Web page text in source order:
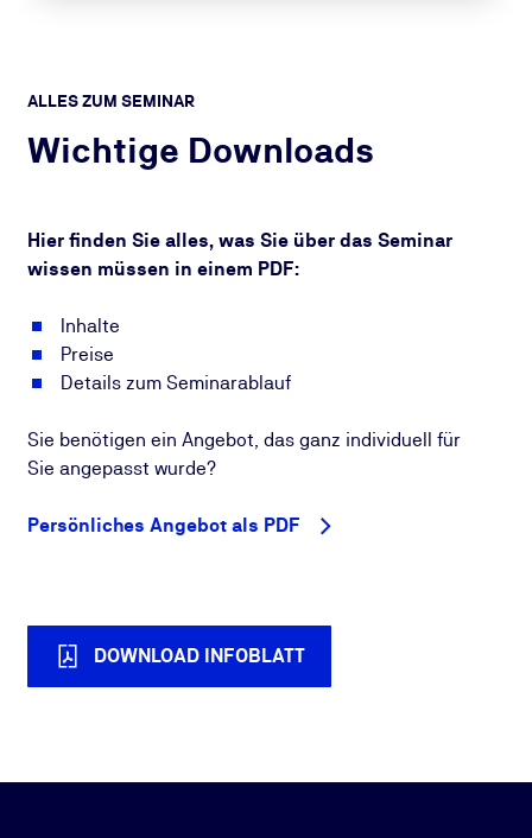
ALLES ZUM SEMINAR
Wichtige Downloads
Hier finden Sie alles, was Sie über das Seminar
wissen müssen in einem PDF:
Inhalte
Preise
Details zum Seminarablauf
Sie benötigen ein Angebot, das ganz individuell für
Sie angepasst wurde?
Persönliches Angebot als PDF
DOWNLOAD INFOBLATT